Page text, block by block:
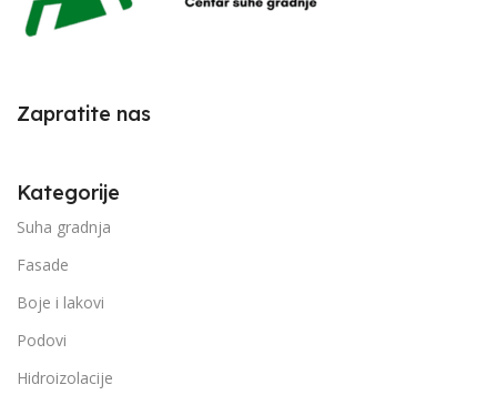
Zapratite nas
Kategorije
Suha gradnja
Fasade
Boje i lakovi
Podovi
Hidroizolacije